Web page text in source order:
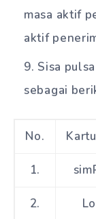
masa aktif
aktif
Sisa
sebagai
No.
1.
2.